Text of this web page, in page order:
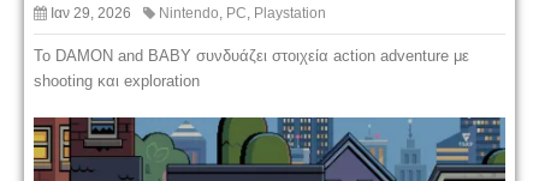
Ιαν 29, 2026 Nintendo, PC, Playstation
Το DAMON and BABY συνδυάζει στοιχεία action adventure με
shooting και exploration